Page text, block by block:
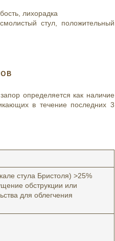
лихорадка
стул, положительный
определяется как наличие
в течение последних 3
стула Бристоля) >25%
обструкции или
для облегчения